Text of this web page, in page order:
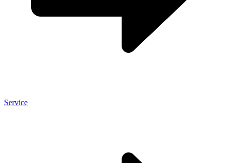
Service